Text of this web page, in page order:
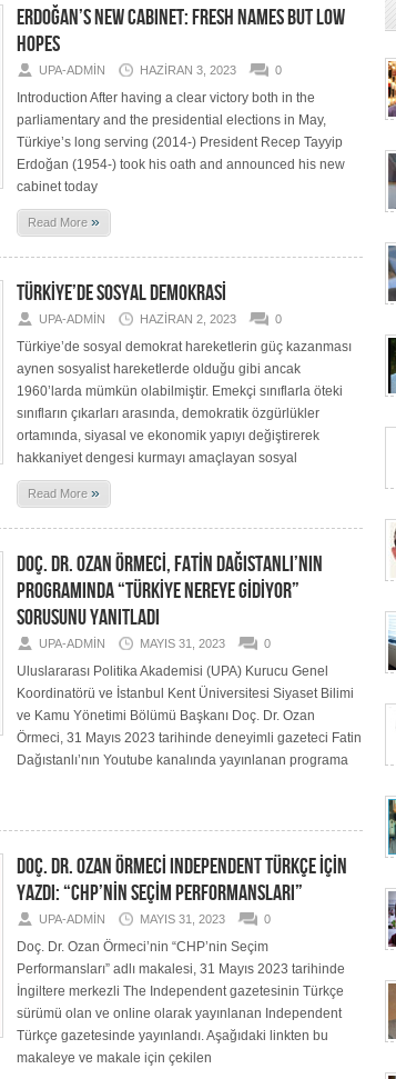
ERDOĞAN’S NEW CABINET: FRESH NAMES BUT LOW
HOPES
UPA-ADMIN HAZIRAN 3, 2023 0
Introduction After having a clear victory both in the
parliamentary and the presidential elections in May,
Türkiye’s long serving (2014-) President Recep Tayyip
Erdoğan (1954-) took his oath and announced his new
cabinet today
Read More »
TÜRKİYE’DE SOSYAL DEMOKRASİ
UPA-ADMIN HAZIRAN 2, 2023 0
Türkiye’de sosyal demokrat hareketlerin güç kazanması
aynen sosyalist hareketlerde olduğu gibi ancak
1960’larda mümkün olabilmiştir. Emekçi sınıflarla öteki
sınıfların çıkarları arasında, demokratik özgürlükler
ortamında, siyasal ve ekonomik yapıyı değiştirerek
hakkaniyet dengesi kurmayı amaçlayan sosyal
Read More »
DOÇ. DR. OZAN ÖRMECİ, FATİN DAĞISTANLI’NIN
PROGRAMINDA “TÜRKİYE NEREYE GİDİYOR”
SORUSUNU YANITLADI
UPA-ADMIN MAYIS 31, 2023 0
Uluslararası Politika Akademisi (UPA) Kurucu Genel
Koordinatörü ve İstanbul Kent Üniversitesi Siyaset Bilimi
ve Kamu Yönetimi Bölümü Başkanı Doç. Dr. Ozan
Örmeci, 31 Mayıs 2023 tarihinde deneyimli gazeteci Fatin
Dağıstanlı’nın Youtube kanalında yayınlanan programa
DOÇ. DR. OZAN ÖRMECİ INDEPENDENT TÜRKÇE İÇİN
YAZDI: “CHP’NİN SEÇİM PERFORMANSLARI”
UPA-ADMIN MAYIS 31, 2023 0
Doç. Dr. Ozan Örmeci’nin “CHP’nin Seçim
Performansları” adlı makalesi, 31 Mayıs 2023 tarihinde
İngiltere merkezli The Independent gazetesinin Türkçe
sürümü olan ve online olarak yayınlanan Independent
Türkçe gazetesinde yayınlandı. Aşağıdaki linkten bu
makaleye ve makale için çekilen